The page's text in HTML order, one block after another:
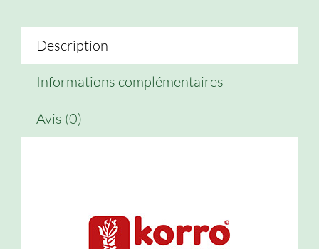
Description
Informations complémentaires
Avis (0)